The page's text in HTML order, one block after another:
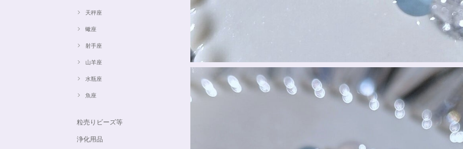
天秤座
蠍座
射手座
山羊座
水瓶座
魚座
粒売りビーズ等
浄化用品